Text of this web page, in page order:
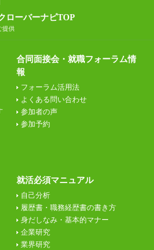
ローバーナビTOP
提供
合同面接会・就職フォーラム情
報
フォーラム活用法
よくある問い合わせ
参加者の声
参加予約
就活必須マニュアル
自己分析
履歴書・職務経歴書の書き方
身だしなみ・基本的マナー
企業研究
業界研究